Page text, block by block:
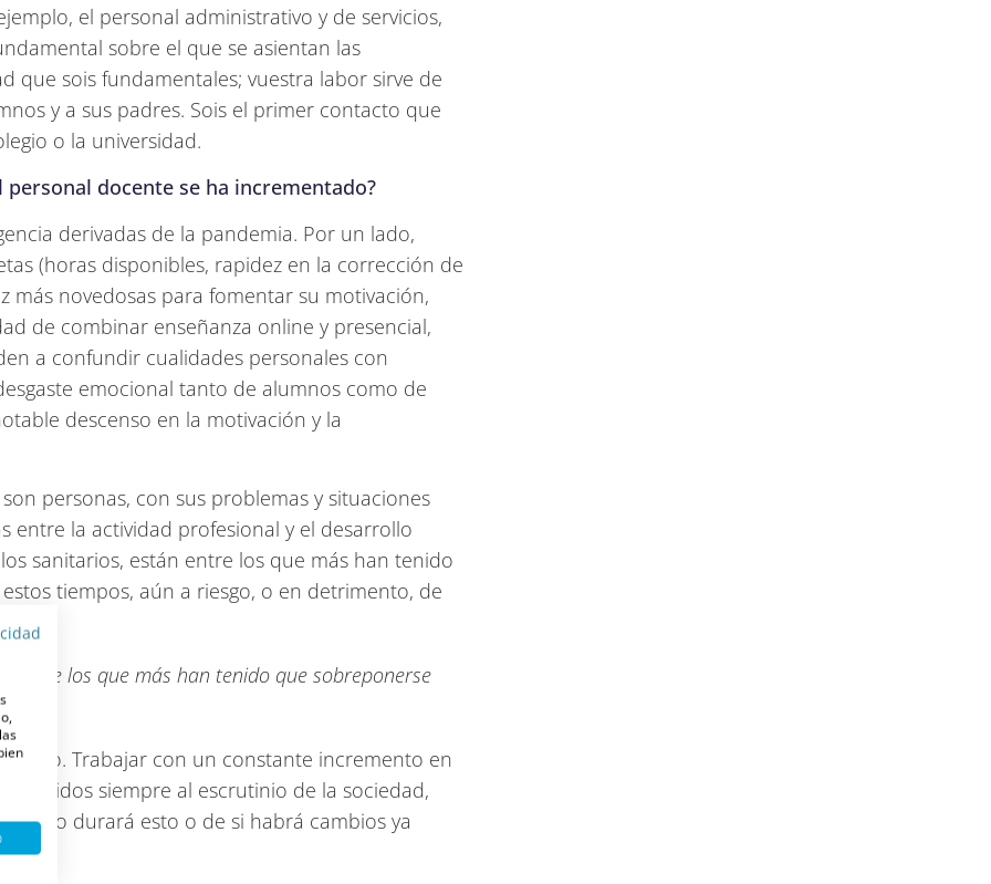
el personal administrativo y de servicios,
sobre el que se asientan las
que sois fundamentales; vuestra labor sirve de
y a sus padres. Sois el primer contacto que
o la universidad.
docente se ha incrementado?
derivadas de la pandemia. Por un lado,
(horas disponibles, rapidez en la corrección de
más novedosas para fomentar su motivación,
de combinar enseñanza online y presencial,
a confundir cualidades personales con
emocional tanto de alumnos como de
descenso en la motivación y la
personas, con sus problemas y situaciones
entre la actividad profesional y el desarrollo
sanitarios, están entre los que más han tenido
tiempos, aún a riesgo, o en detrimento, de
entre los que más han tenido que sobreponerse
Trabajar con un constante incremento en
siempre al escrutinio de la sociedad,
durará esto o de si habrá cambios ya